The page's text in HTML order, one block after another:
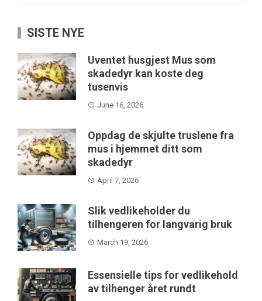
SISTE NYE
Uventet husgjest Mus som
skadedyr kan koste deg
tusenvis
June 16, 2026
Oppdag de skjulte truslene fra
mus i hjemmet ditt som
skadedyr
April 7, 2026
Slik vedlikeholder du
tilhengeren for langvarig bruk
March 19, 2026
Essensielle tips for vedlikehold
av tilhenger året rundt